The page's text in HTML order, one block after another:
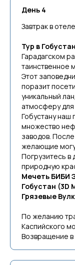
День 4
Завтрак в отеле
Тур в
Гарадагском
таинственное
Этот
поразит
уникальный
атмосферу
Гобустану наш
множество
заводов.
желающие
Погрузитесь в
природную
Мечеть БИБИ
Гобустан (3D
Грязевые
По желанию
Каспийского
Возвращение в